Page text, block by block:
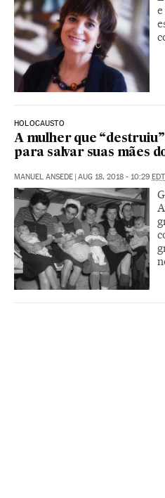
HOLOCAUSTO
A mulher que
para salvar suas mães
MANUEL ANSEDE | AUG 18, 2018 - 10:29 EDT